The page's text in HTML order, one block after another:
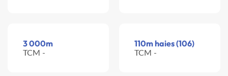
3 000m
TCM -
110m haies (106)
TCM -